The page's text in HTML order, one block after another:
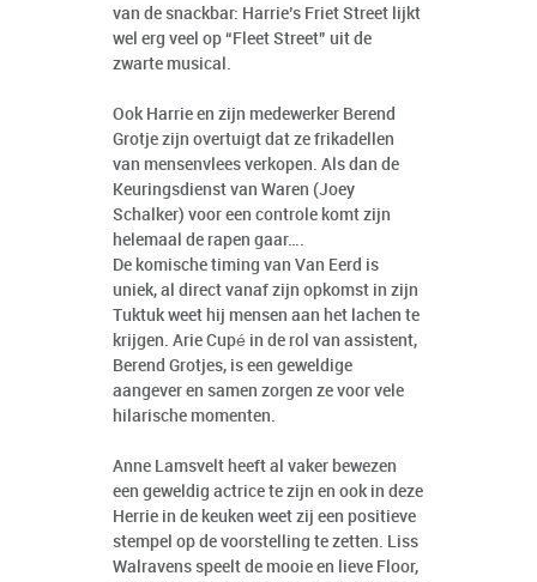
van de snackbar: Harrie’s Friet Street lijkt
wel erg veel op “Fleet Street” uit de
zwarte musical.
Ook Harrie en zijn medewerker Berend
Grotje zijn overtuigt dat ze frikadellen
van mensenvlees verkopen. Als dan de
Keuringsdienst van Waren (Joey
Schalker) voor een controle komt zijn
helemaal de rapen gaar….
De komische timing van Van Eerd is
uniek, al direct vanaf zijn opkomst in zijn
Tuktuk weet hij mensen aan het lachen te
krijgen. Arie Cupé in de rol van assistent,
Berend Grotjes, is een geweldige
aangever en samen zorgen ze voor vele
hilarische momenten.
Anne Lamsvelt heeft al vaker bewezen
een geweldig actrice te zijn en ook in deze
Herrie in de keuken weet zij een positieve
stempel op de voorstelling te zetten. Liss
Walravens speelt de mooie en lieve Floor,